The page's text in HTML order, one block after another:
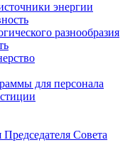
энергии
разнообразия
для персонала
Совета